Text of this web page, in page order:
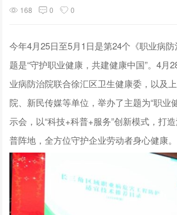
168
0 0
今年4月25日至5月1日是第24个《职业病
题是“守护职业健康，共建健康中国”。4月
业病防治院联合徐汇区卫生健康委，以及
院、新民传媒等单位，举办了主题为“职业
示会，以“科技+科普+服务”创新模式，打
普阵地，全方位守护企业劳动者身心健康。